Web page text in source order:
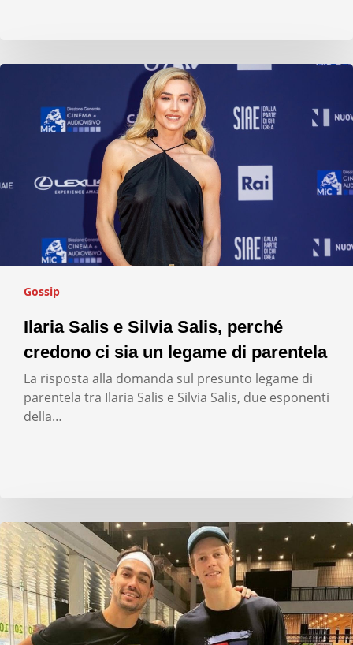
Gossip
Ilaria Salis e Silvia Salis, perché
credono ci sia un legame di parentela
La risposta alla domanda sul presunto legame di
parentela tra Ilaria Salis e Silvia Salis, due esponenti
della…